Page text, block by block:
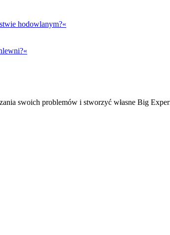
hodowlanym?«
swoich problemów i stworzyć własne Big